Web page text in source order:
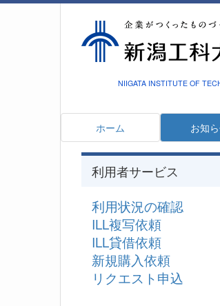
NIIGATA INSTITUTE OF
ホーム お知
利用者サービス
利用状況の確認
ILL複写依頼
ILL貸借依頼
新規購入依頼
リクエスト申込